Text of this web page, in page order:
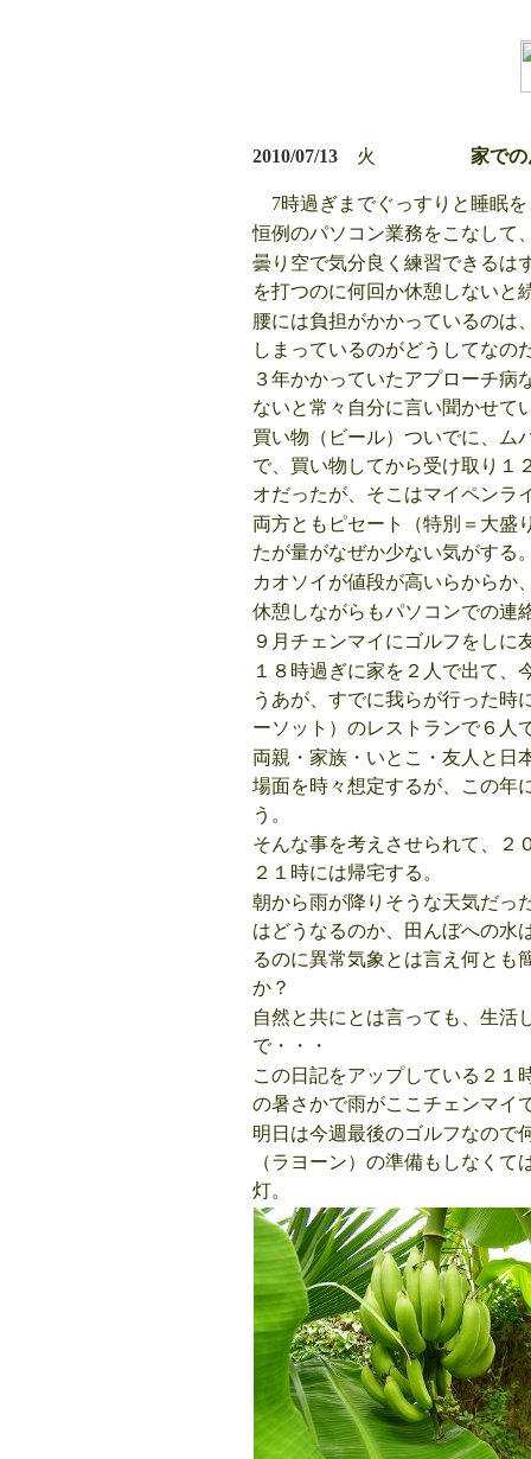
2010/07/13 火 家で
7時過ぎまでぐっすりと睡眠
恒例のパソコン業務をこなして
曇り空で気分良く練習できるは
を打つのに何回か休憩しないと
腰には負担がかかっているのは
しまっているのがどうしてなの
３年かかっていたアプローチ病
ないと常々自分に言い聞かせて
買い物（ビール）ついでに、ム
で、買い物してから受け取り１
オだったが、そこはマイペンラ
両方ともピセート（特別＝大盛
たが量がなぜか少ない気がする
カオソイが値段が高いらからか
休憩しながらもパソコンでの連
９月チェンマイにゴルフをしに
１８時過ぎに家を２人で出て、
うあが、すでに我らが行った時
ーソット）のレストランで６人
両親・家族・いとこ・友人と日
場面を時々想定するが、この年
う。
そんな事を考えさせられて、２
２１時には帰宅する。
朝から雨が降りそうな天気だっ
はどうなるのか、田んぼへの水
るのに異常気象とは言え何とも
か？
自然と共にとは言っても、生活
で・・・
この日記をアップしている２１
の暑さかで雨がここチェンマイ
明日は今週最後のゴルフなので
（ラヨーン）の準備もしなく
灯。